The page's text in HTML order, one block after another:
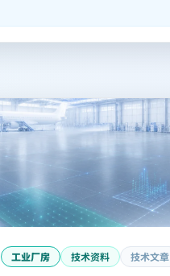
工业厂房 技术资料 技术文章